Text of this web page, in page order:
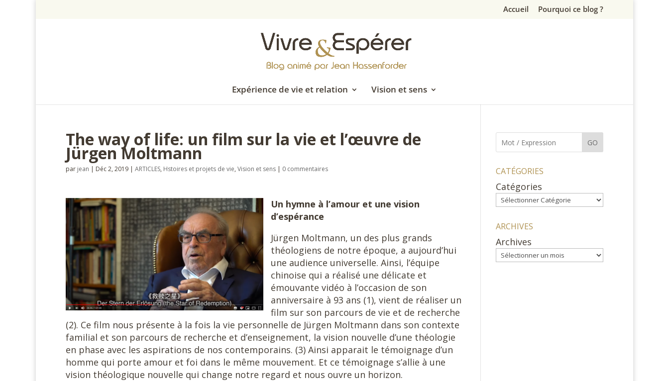
Accueil Pourquoi ce blog ?
Expérience de vie et relation Vision et sens
The way of life: un film sur la vie et l’œuvre de
Jürgen Moltmann
par jean | Déc 2, 2019 | ARTICLES, Hstoires et projets de vie, Vision et sens | 0 commentaires
Un hymne à l’amour et une vision
d’espérance
Jürgen Moltmann, un des plus grands
théologiens de notre époque, a aujourd’hui
une audience universelle. Ainsi, l’équipe
chinoise qui a réalisé une délicate et
émouvante vidéo à l’occasion de son
anniversaire à 93 ans (1), vient de réaliser un
film sur son parcours de vie et de recherche
(2). Ce film nous présente à la fois la vie personnelle de Jürgen Moltmann dans son contexte
familial et son parcours de recherche et d’enseignement, la vision nouvelle d’une théologie
en phase avec les aspirations de nos contemporains. (3) Ainsi apparait le témoignage d’un
homme qui porte amour et foi dans le même mouvement. Et ce témoignage s’allie à une
vision théologique nouvelle qui change notre regard et nous ouvre un horizon.
GO
CATÉGORIES
Catégories
ARCHIVES
Archives